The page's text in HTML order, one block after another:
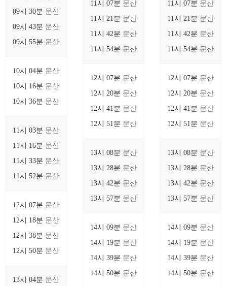
09시 30분 문산
09시 43분 문산
09시 55분 문산
10시 04분 문산
10시 16분 문산
10시 36분 문산
11시 03분 문산
11시 16분 문산
11시 33분 문산
11시 52분 문산
12시 07분 문산
12시 18분 문산
12시 38분 문산
12시 50분 문산
13시 04분 문산
11시 07분 문산
11시 21분 문산
11시 42분 문산
11시 54분 문산
12시 07분 문산
12시 20분 문산
12시 41분 문산
12시 51분 문산
13시 08분 문산
13시 28분 문산
13시 42분 문산
13시 57분 문산
14시 09분 문산
14시 19분 문산
14시 39분 문산
14시 50분 문산
11시 07분 문산
11시 21분 문산
11시 42분 문산
11시 54분 문산
12시 07분 문산
12시 20분 문산
12시 41분 문산
12시 51분 문산
13시 08분 문산
13시 28분 문산
13시 42분 문산
13시 57분 문산
14시 09분 문산
14시 19분 문산
14시 39분 문산
14시 50분 문산